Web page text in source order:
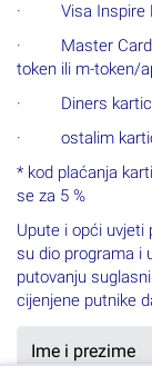
· Visa Inspire
· Master Card
token ili m-token/
· Diners
· ostalim
* kod plaćanja
se za 5 %
Upute i opći
su dio programa i
putovanju
cijenjene putnike